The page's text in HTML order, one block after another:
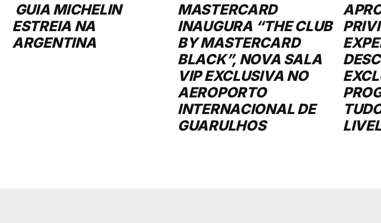
GUIA MICHELIN
ESTREIA NA
ARGENTINA
MASTERCARD
INAUGURA “THE CLUB
BY MASTERCARD
BLACK”, NOVA SALA
VIP EXCLUSIVA NO
AEROPORTO
INTERNACIONAL DE
GUARULHOS